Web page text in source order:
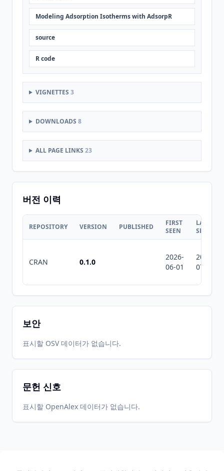
Modeling Adsorption Isotherms with AdsorpR
source
R code
VIGNETTES 3
DOWNLOADS 8
ALL PAGE LINKS 23
버전 이력
REPOSITORY VERSION PUBLISHED
FIRST
SEEN
LAST
SEEN
CRAN 0.1.0
2026-
06-01
2026-
07-10
보안
표시할 OSV 데이터가 없습니다.
문헌 신호
표시할 OpenAlex 데이터가 없습니다.